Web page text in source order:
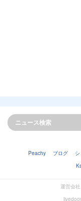
Peachy ブログ
運営会社